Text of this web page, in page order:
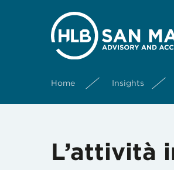
Home Insights
L’attività